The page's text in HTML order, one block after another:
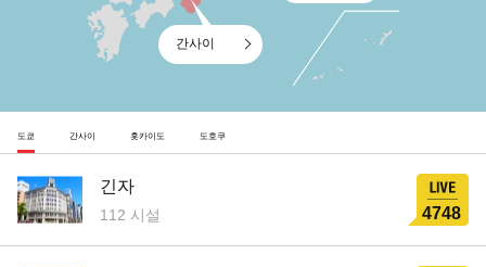
간사이
도쿄 간사이 홋카이도 도호쿠
긴자
112 시설 4748